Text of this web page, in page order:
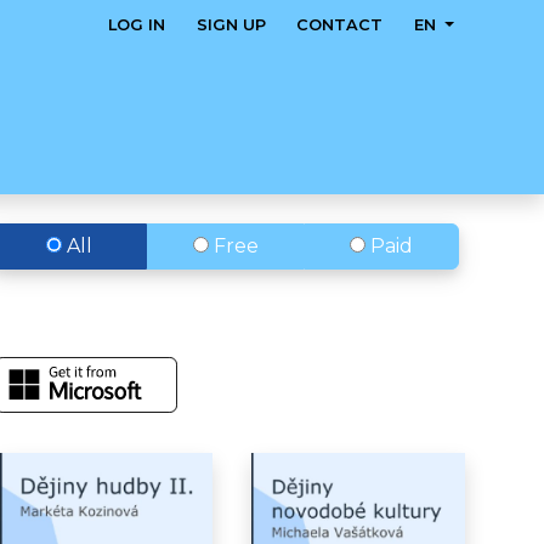
LOG IN SIGN UP CONTACT EN
All Free Paid